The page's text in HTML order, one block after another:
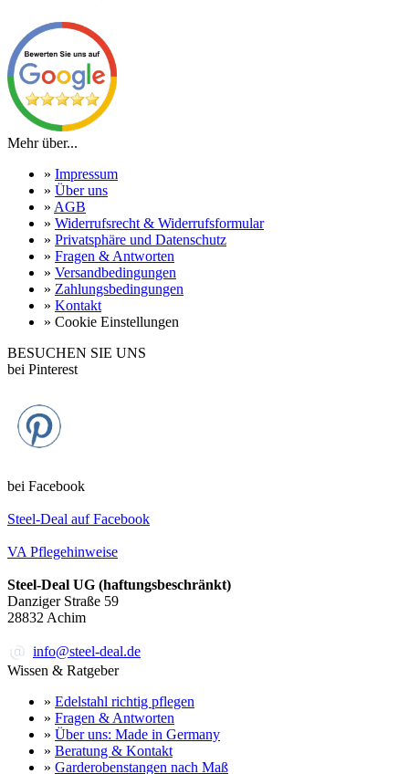
Mehr über...
» Impressum
» Über uns
» AGB
» Widerrufsrecht & Widerrufsformular
» Privatsphäre und Datenschutz
» Fragen & Antworten
» Versandbedingungen
» Zahlungsbedingungen
» Kontakt
» Cookie Einstellungen
BESUCHEN SIE UNS
bei Pinterest
bei Facebook
Steel-Deal auf Facebook
VA Pflegehinweise
Steel-Deal UG (haftungsbeschränkt)
Danziger Straße 59
28832 Achim
info@steel-deal.de
Wissen & Ratgeber
» Edelstahl richtig pflegen
» Fragen & Antworten
» Über uns: Made in Germany
» Beratung & Kontakt
» Garderobenstangen nach Maß